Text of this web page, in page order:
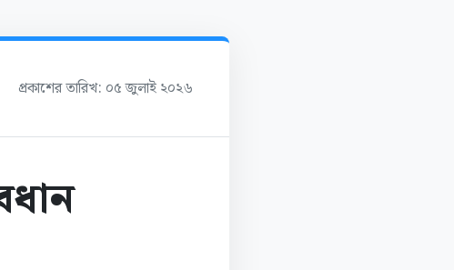
প্রকাশের তারিখ: ০৫ জুলাই ২০২৬